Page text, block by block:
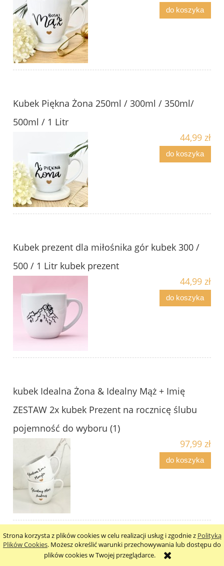
Strona korzysta z plików cookies w celu realizacji usług i zgodnie z Polityką
Plików Cookies. Możesz określić warunki przechowywania lub dostępu do
plików cookies w Twojej przeglądarce.
do koszyka
Kubek Piękna Żona 250ml / 300ml / 350ml/
500ml / 1 Litr
44,99 zł
do koszyka
Kubek prezent dla miłośnika gór kubek 300 /
500 / 1 Litr kubek prezent
44,99 zł
do koszyka
kubek Idealna Żona & Idealny Mąż + Imię
ZESTAW 2x kubek Prezent na rocznicę ślubu
pojemność do wyboru (1)
97,99 zł
do koszyka
Zestaw 2x kubek Żona & Mąż złote serce 250ml